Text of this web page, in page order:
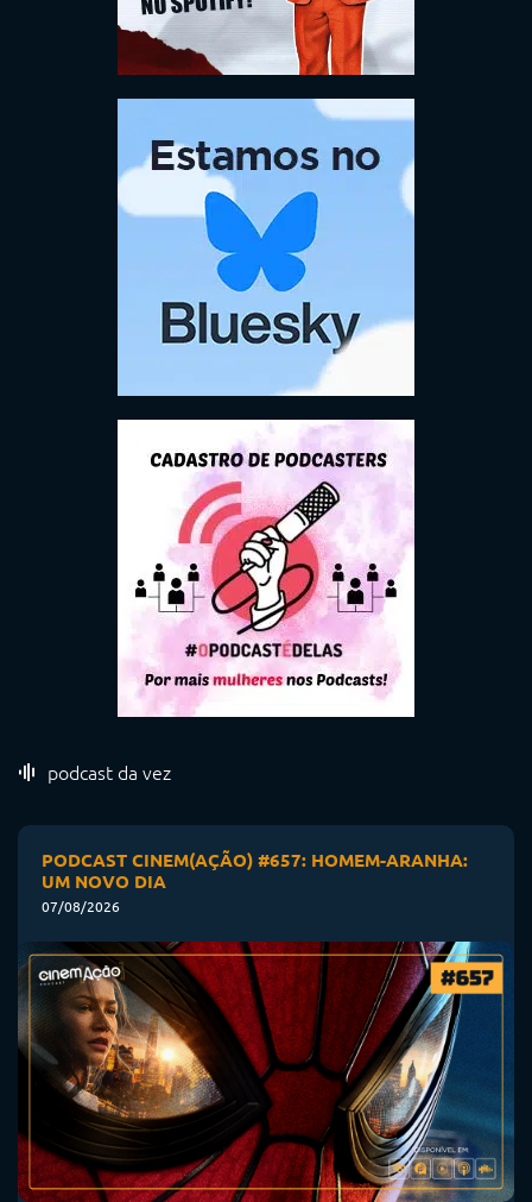
podcast da vez
PODCAST CINEM(AÇÃO) #657: HOMEM-ARANHA:
UM NOVO DIA
07/08/2026